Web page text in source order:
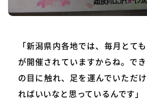
「新潟県内各地では、毎月とて
が開催されていますからね。で
の目に触れ、足を運んでいただ
ればいいなと思っているんです」